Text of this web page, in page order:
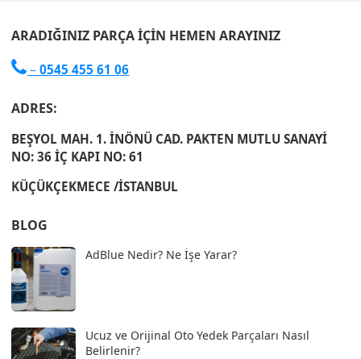
ARADIĞINIZ PARÇA İÇIN HEMEN ARAYINIZ
 –0545 455 61 06
ADRES:
BEŞYOL MAH. 1. İNÖNÜ CAD. PAKTEN MUTLU SANAYİ
NO: 36 İÇ KAPI NO: 61
KÜÇÜKÇEKMECE /İSTANBUL
BLOG
AdBlue Nedir? Ne İşe Yarar?
Ucuz ve Orijinal Oto Yedek Parçaları Nasıl
Belirlenir?